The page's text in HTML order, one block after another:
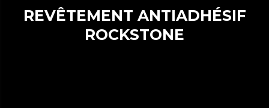
REVÊTEMENT ANTIADHÉSIF
ROCKSTONE